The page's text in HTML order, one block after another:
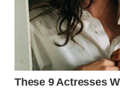
WN
TEBING
TINGGI
WN